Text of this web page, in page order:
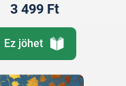
3 499 Ft
Ez jöhet